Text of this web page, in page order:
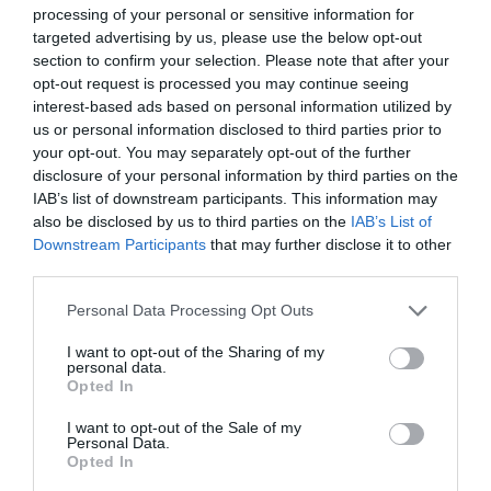
processing of your personal or sensitive information for
targeted advertising by us, please use the below opt-out
section to confirm your selection. Please note that after your
opt-out request is processed you may continue seeing
interest-based ads based on personal information utilized by
us or personal information disclosed to third parties prior to
your opt-out. You may separately opt-out of the further
disclosure of your personal information by third parties on the
IAB’s list of downstream participants. This information may
also be disclosed by us to third parties on the IAB’s List of
Downstream Participants that may further disclose it to other
Personal Data Processing Opt Outs
I want to opt-out of the Sharing of my
personal data.
Opted In
I want to opt-out of the Sale of my
Personal Data.
Opted In
2017 debutó como director de desarrollo internacional,
ampliando sus competencias a comercial en 2019 y
también al área de marca en 2020.A mediados de 2021
se convirtió en el número dos de Tebas como director
general ejecutivo, compartiendo rango en el
organigrama con Javier Gómez como director general
corporativo.
Jorge de la Vega, relevo de Mayo en LaLiga
En todo este periodo, alguno de los principales
hitos han sidola firma de lajoint venturecon
Summer Tour; la ampliación de la alianza con EA
la alianza con PortAventura World para abrir un parque
temático, o la reciente colaboración con Arabia Saudí
reportará unos 20 millones de euros anuales
salida, de ahí que afinales de octubre anunciara
ascenso de Jorge de la Vega como adjunto a la